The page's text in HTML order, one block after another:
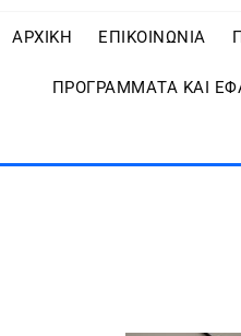
ΑΡΧΙΚΗ ΕΠΙΚΟΙΝΩΝΙΑ
ΠΡΟΓΡΑΜΜΑΤΑ ΚΑΙ